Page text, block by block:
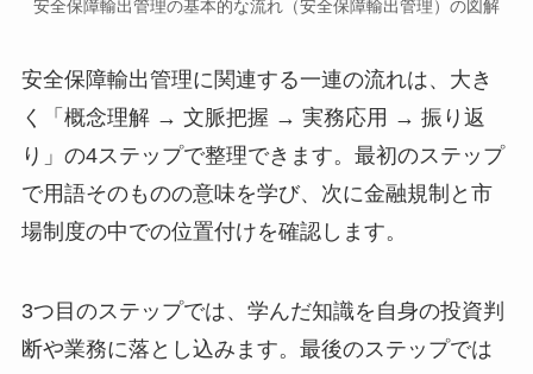
安全保障輸出管理の基本的な流れ（安全保障輸出管理）の図解
安全保障輸出管理に関連する一連の流れは、大き
く「概念理解 → 文脈把握 → 実務応用 → 振り返
り」の4ステップで整理できます。最初のステップ
で用語そのものの意味を学び、次に金融規制と市
場制度の中での位置付けを確認します。
3つ目のステップでは、学んだ知識を自身の投資判
断や業務に落とし込みます。最後のステップでは